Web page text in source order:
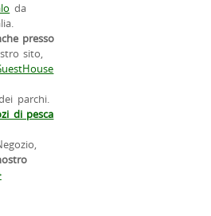
da
presso
sito,
parchi.
di pesca